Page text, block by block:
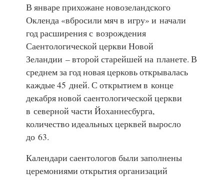
В январе прихожане новозеландского
Окленда «вбросили мяч в игру» и начали
год расширения с возрождения
Саентологической церкви Новой
Зеландии – второй старейшей на планете. В
среднем за год новая церковь открывалась
каждые 45 дней. С открытием в конце
декабря новой саентологической церкви
в северной части Йоханнесбурга,
количество идеальных церквей выросло
до 63.
Календари саентологов были заполнены
церемониями открытия организаций